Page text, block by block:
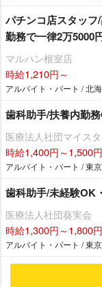
パチンコ店スタッ
勤務で一律2万5000
マルハン根室店
時給1,210円～
アルバイト・パート / 北
歯科助手/扶養内勤
医療法人社団マイス
時給1,400円～1,500円
アルバイト・パート / 東
歯科助手/未経験OK
医療法人社団葵実会
時給1,300円～1,800円
アルバイト・パート / 東